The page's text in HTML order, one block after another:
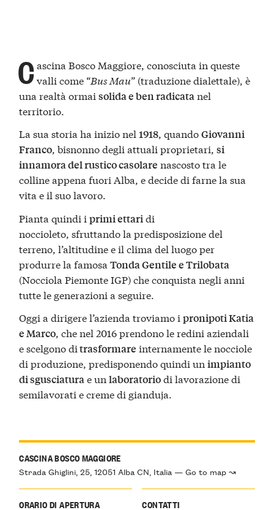
CASCINA BOSCO MAGGIORE
Strada Ghiglini, 25, 12051 Alba CN, Italia — Go to map ↝
ORARIO DI APERTURA CONTATTI
Cascina Bosco Maggiore, conosciuta in queste
valli come “Bus Mau” (traduzione dialettale), è
una realtà ormaisolida e ben radicatanel
territorio.
La sua storia ha inizio nel1918, quandoGiovanni
Franco, bisnonno degli attuali proprietari,si
innamora del rustico casolare nascosto tra le
colline appena fuori Alba, e decide di farne la sua
vita e il suo lavoro.
Pianta quindi iprimi ettaridi
noccioleto, sfruttando la predisposizione del
terreno, l’altitudine e il clima del luogo per
produrre la famosaTonda Gentile e Trilobata
(Nocciola Piemonte IGP) che conquista negli anni
tutte le generazioni a seguire.
Oggi a dirigere l’azienda troviamo ipronipoti Katia
e Marco, che nel 2016 prendono le redini aziendali
e scelgono ditrasformare internamente le nocciole
di produzione, predisponendo quindi unimpianto
di sgusciaturae unlaboratoriodi lavorazione di
semilavorati e creme di gianduja.